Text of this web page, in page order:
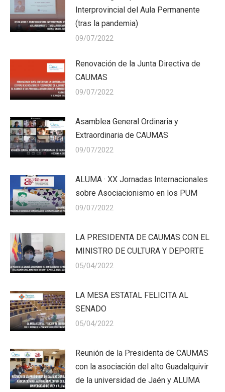
Interprovincial del Aula Permanente
(tras la pandemia)
09/07/2022
Renovación de la Junta Directiva de
CAUMAS
09/07/2022
Asamblea General Ordinaria y
Extraordinaria de CAUMAS
09/07/2022
ALUMA · XX Jornadas Internacionales
sobre Asociacionismo en los PUM
09/07/2022
LA PRESIDENTA DE CAUMAS CON EL
MINISTRO DE CULTURA Y DEPORTE
05/04/2022
LA MESA ESTATAL FELICITA AL
SENADO
05/04/2022
Reunión de la Presidenta de CAUMAS
con la asociación del alto Guadalquivir
de la universidad de Jaén y ALUMA